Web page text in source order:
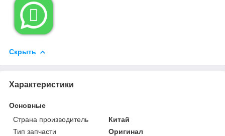

Скрыть
Характеристики
Основные
Страна производитель
Китай
Тип запчасти
Оригинал